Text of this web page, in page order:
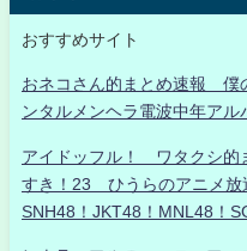
おすすめサイト
おネコさん的まとめ速報 僕
ンタルメンヘラ電波中年ア
アイドッフル！ ワタクシ的
すき！23 ひうらのアニメ放
SNH48！JKT48！MNL48！